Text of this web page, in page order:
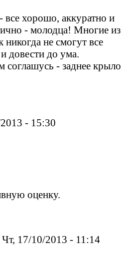
все хорошо, аккуратно и
- молодца! Многие из
никогда не смогут все
довести до ума.
соглашусь - заднее крыло
- 15:30
оценку.
Чт, 17/10/2013 - 11:14